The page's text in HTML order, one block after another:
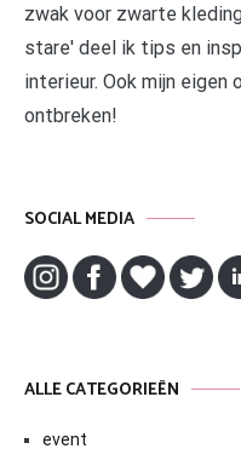
zwak voor zwarte
stare' deel ik tips en
interieur. Ook mijn
ontbreken!
SOCIAL MEDIA
ALLE CATEGORIEËN
event